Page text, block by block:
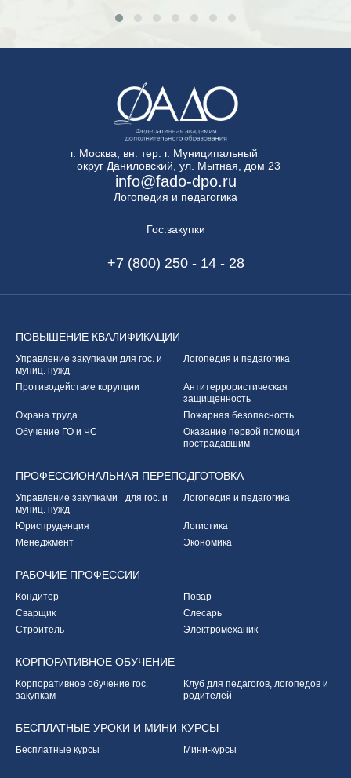
г. Москва, вн. тер. г. Муниципальный
округ Даниловский, ул. Мытная, дом 23
info@fado-dpo.ru
Логопедия и педагогика
Гос.закупки
+7 (800) 250 - 14 - 28
ПОВЫШЕНИЕ КВАЛИФИКАЦИИ
Управление закупками для гос. и
муниц. нужд
Логопедия и педагогика
Противодействие корупции
Антитеррористическая
защищенность
Охрана труда
Пожарная безопасность
Обучение ГО и ЧС
Оказание первой помощи
пострадавшим
ПРОФЕССИОНАЛЬНАЯ ПЕРЕПОДГОТОВКА
Управление закупками для гос. и
муниц. нужд
Логопедия и педагогика
Юриспруденция
Логистика
Менеджмент
Экономика
РАБОЧИЕ ПРОФЕССИИ
Кондитер
Повар
Сварщик
Слесарь
Строитель
Электромеханик
КОРПОРАТИВНОЕ ОБУЧЕНИЕ
Корпоративное обучение гос.
закупкам
Клуб для педагогов, логопедов и
родителей
БЕСПЛАТНЫЕ УРОКИ И МИНИ-КУРСЫ
Бесплатные курсы Мини-курсы